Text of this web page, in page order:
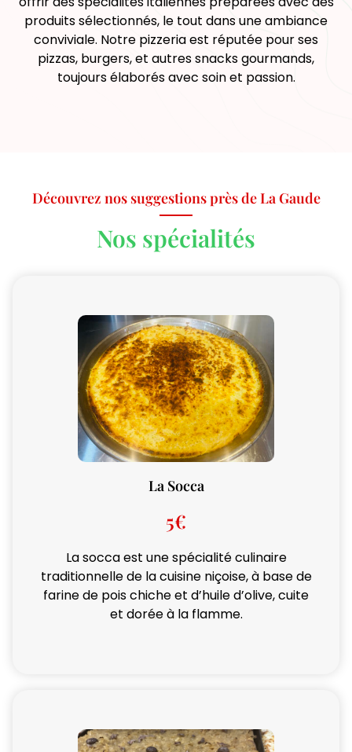
produits sélectionnés, le tout dans une ambiance
conviviale. Notre pizzeria est réputée pour ses
pizzas, burgers, et autres snacks gourmands,
toujours élaborés avec soin et passion.
Découvrez nos suggestions près de La Gaude
Nos spécialités
La Socca
5€
La socca est une spécialité culinaire
traditionnelle de la cuisine niçoise, à base de
farine de pois chiche et d’huile d’olive, cuite
et dorée à la flamme.